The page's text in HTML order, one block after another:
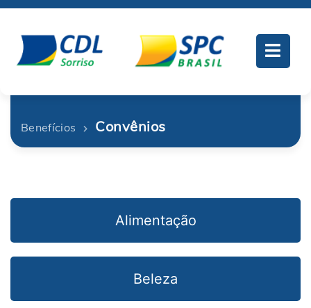
Benefícios Convênios
Alimentação
Beleza